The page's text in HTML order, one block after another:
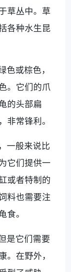
草丛中。草
各种水生昆
或棕色，
。它们的爪
的头部扁
非常锋利。
一般来说比
它们提供一
或者特制的
料也需要注
。
是它们需要
。在野外，